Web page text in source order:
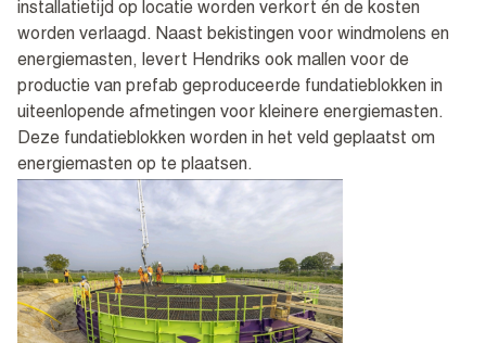
installatietijd op locatie worden verkort én de kosten
worden verlaagd. Naast bekistingen voor windmolens en
energiemasten, levert Hendriks ook mallen voor de
productie van prefab geproduceerde fundatieblokken in
uiteenlopende afmetingen voor kleinere energiemasten.
Deze fundatieblokken worden in het veld geplaatst om
energiemasten op te plaatsen.